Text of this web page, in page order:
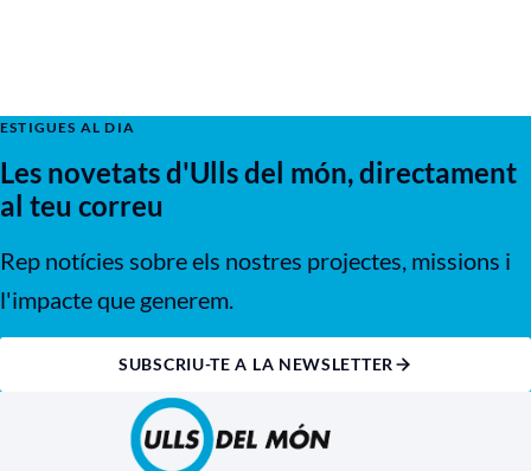
ESTIGUES AL DIA
Les novetats d'Ulls del món, directament
al teu correu
Rep notícies sobre els nostres projectes, missions i
l'impacte que generem.
SUBSCRIU-TE A LA NEWSLETTER